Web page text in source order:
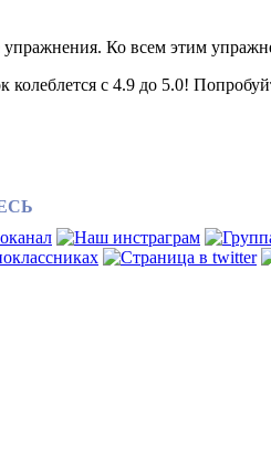
Ко всем этим
колеблется с 4.9 до 5.0!